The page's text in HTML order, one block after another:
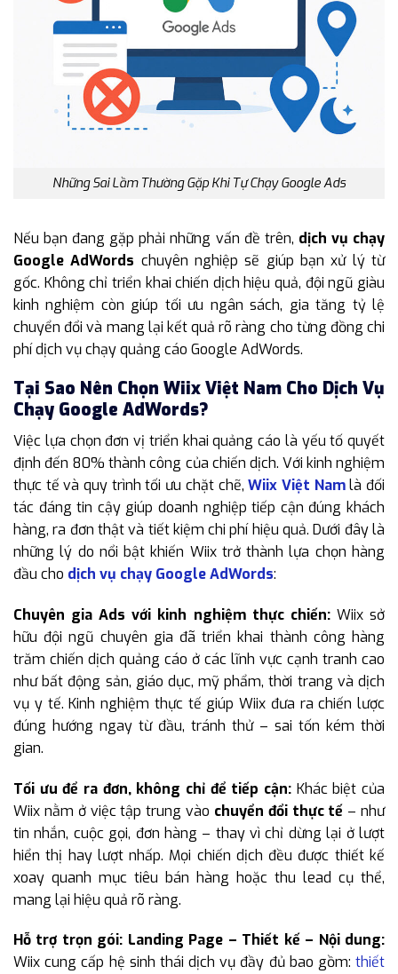
Những Sai Lầm Thường Gặp Khi Tự Chạy Google Ads
Nếu bạn đang gặp phải những vấn đề trên, dịch vụ chạy
Google AdWords chuyên nghiệp sẽ giúp bạn xử lý từ
gốc. Không chỉ triển khai chiến dịch hiệu quả, đội ngũ giàu
kinh nghiệm còn giúp tối ưu ngân sách, gia tăng tỷ lệ
chuyển đổi và mang lại kết quả rõ ràng cho từng đồng chi
phí dịch vụ chạy quảng cáo Google AdWords.
Tại Sao Nên Chọn Wiix Việt Nam Cho Dịch Vụ
Chạy Google AdWords?
Việc lựa chọn đơn vị triển khai quảng cáo là yếu tố quyết
định đến 80% thành công của chiến dịch. Với kinh nghiệm
thực tế và quy trình tối ưu chặt chẽ,Wiix Việt Namlà đối
tác đáng tin cậy giúp doanh nghiệp tiếp cận đúng khách
hàng, ra đơn thật và tiết kiệm chi phí hiệu quả. Dưới đây là
những lý do nổi bật khiến Wiix trở thành lựa chọn hàng
đầu cho dịch vụ chạy Google AdWords:
Chuyên gia Ads với kinh nghiệm thực chiến: Wiix sở
hữu đội ngũ chuyên gia đã triển khai thành công hàng
trăm chiến dịch quảng cáo ở các lĩnh vực cạnh tranh cao
như bất động sản, giáo dục, mỹ phẩm, thời trang và dịch
vụ y tế. Kinh nghiệm thực tế giúp Wiix đưa ra chiến lược
đúng hướng ngay từ đầu, tránh thử – sai tốn kém thời
gian.
Tối ưu để ra đơn, không chỉ để tiếp cận: Khác biệt của
Wiix nằm ở việc tập trung vào chuyển đổi thực tế – như
tin nhắn, cuộc gọi, đơn hàng – thay vì chỉ dừng lại ở lượt
hiển thị hay lượt nhấp. Mọi chiến dịch đều được thiết kế
xoay quanh mục tiêu bán hàng hoặc thu lead cụ thể,
mang lại hiệu quả rõ ràng.
Hỗ trợ trọn gói: Landing Page – Thiết kế – Nội dung:
Wiix cung cấp hệ sinh thái dịch vụ đầy đủ bao gồm: thiết